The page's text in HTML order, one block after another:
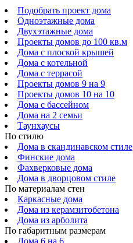
Подобрать проект дома
Одноэтажные дома
Двухэтажные дома
Проекты домов до 100 кв.м
Дома с плоской крышей
Дома с котельной
Дома с террасой
Проекты домов 9 на 9
Проекты домов 10 на 10
Дома с бассейном
Дома на 2 семьи
Таунхаусы
По стилю
Дома в скандинавском стиле
Финские дома
Фахверковые дома
Дома в дворцовом стиле
По материалам стен
Каркасные дома
Дома из керамзитобетона
Дома из арболита
По габаритным размерам